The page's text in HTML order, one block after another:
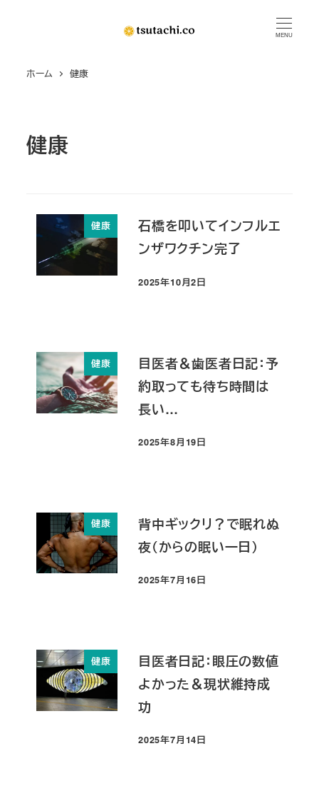
MENU
ホーム 健康
健康
健康
石橋を叩いてインフルエ
ンザワクチン完了
投稿日
2025年10月2日
健康
目医者＆歯医者日記：予
約取っても待ち時間は
長い…
投稿日
2025年8月19日
健康
背中ギックリ？で眠れぬ
夜（からの眠い一日）
投稿日
2025年7月16日
健康
目医者日記：眼圧の数値
よかった＆現状維持成
功
投稿日
2025年7月14日